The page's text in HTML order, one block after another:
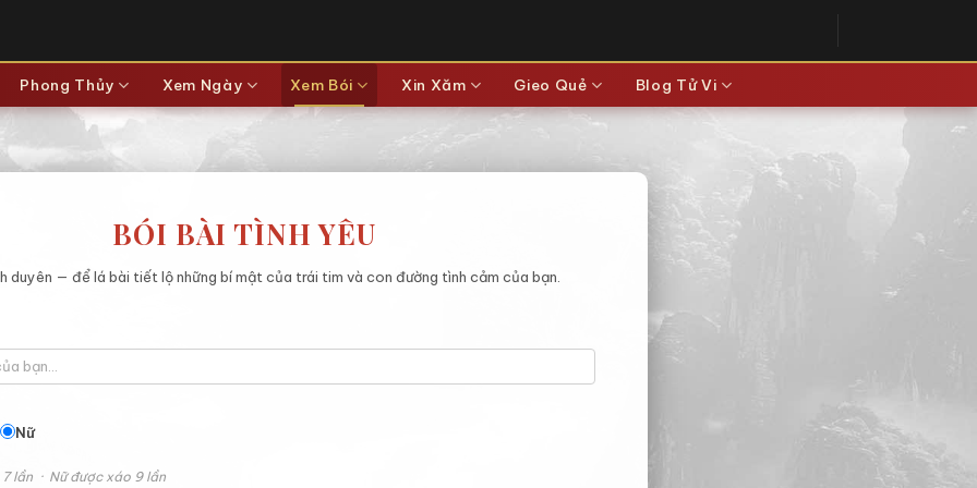
Phong Thủy Xem Ngày Xem Bói Xin Xăm Gieo Quẻ Blog Tử Vi
BÓI BÀI TÌNH YÊU
duyên — để lá bài tiết lộ những bí mật của trái tim và con đường tình cảm của bạn.
Nữ
lần · Nữ được xáo 9 lần